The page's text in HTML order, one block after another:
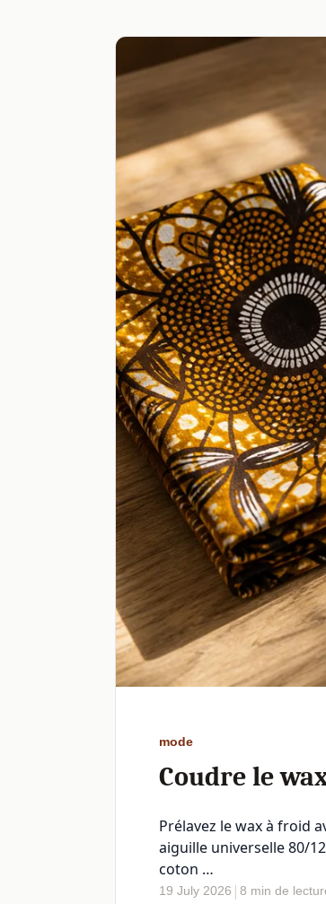
mode
Coudre le
Prélavez le wax à froid
aiguille universelle 80/
coton …
19 July 2026 | 8 min de